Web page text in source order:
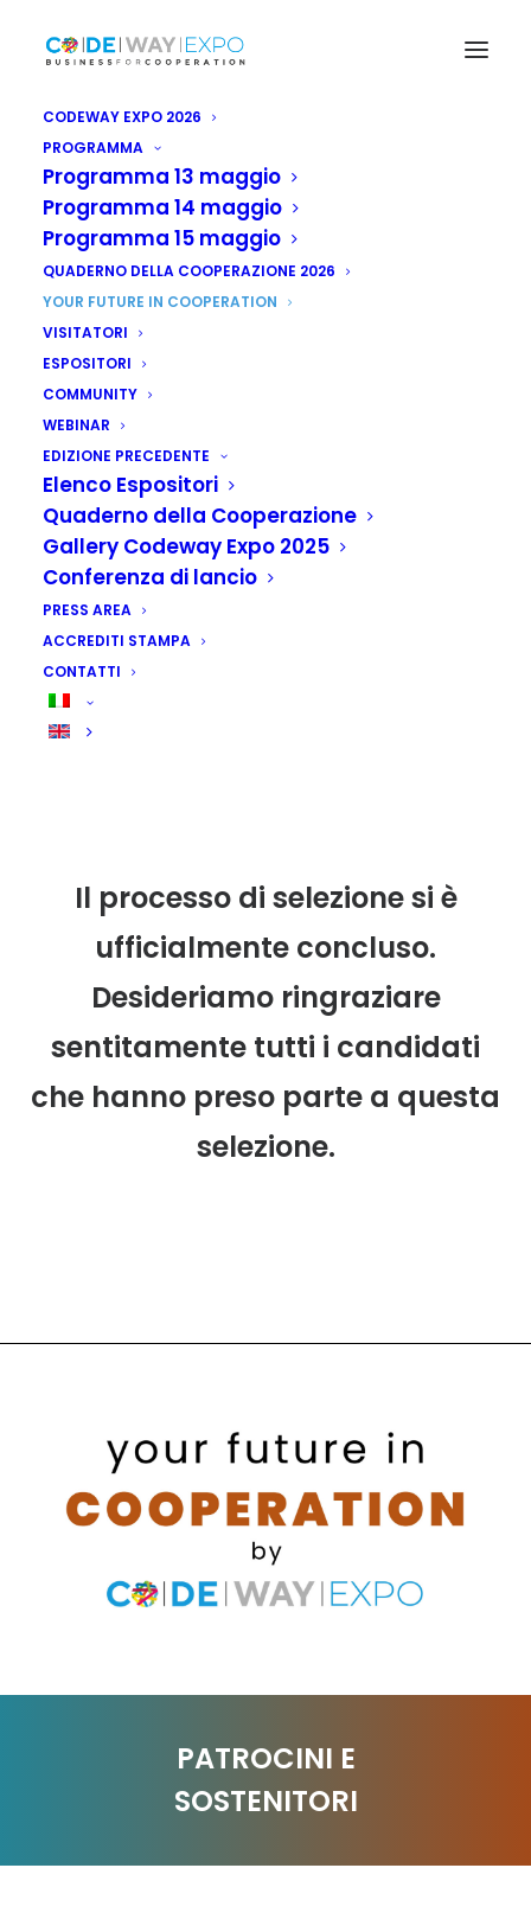
CODEWAY EXPO 2026
PROGRAMMA
Programma 13 maggio
Programma 14 maggio
Programma 15 maggio
QUADERNO DELLA COOPERAZIONE 2026
YOUR FUTURE IN COOPERATION
VISITATORI
ESPOSITORI
COMMUNITY
WEBINAR
EDIZIONE PRECEDENTE
Elenco Espositori
Quaderno della Cooperazione
Gallery Codeway Expo 2025
Conferenza di lancio
PRESS AREA
ACCREDITI STAMPA
CONTATTI
Il processo di selezione si è
ufficialmente concluso.
Desideriamo ringraziare
sentitamente tutti i candidati
che hanno preso parte a questa
selezione.
PATROCINI E
SOSTENITORI